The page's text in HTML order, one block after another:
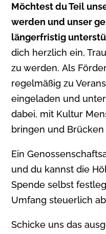
Möchtest du Teil
werden und unser
längerfristig
dich herzlich ein,
zu werden. Als
regelmäßig zu
eingeladen und
dabei, mit Kultur
bringen und Brücken
Ein
und du kannst die
Spende selbst
Umfang steuerlich
Schicke uns das